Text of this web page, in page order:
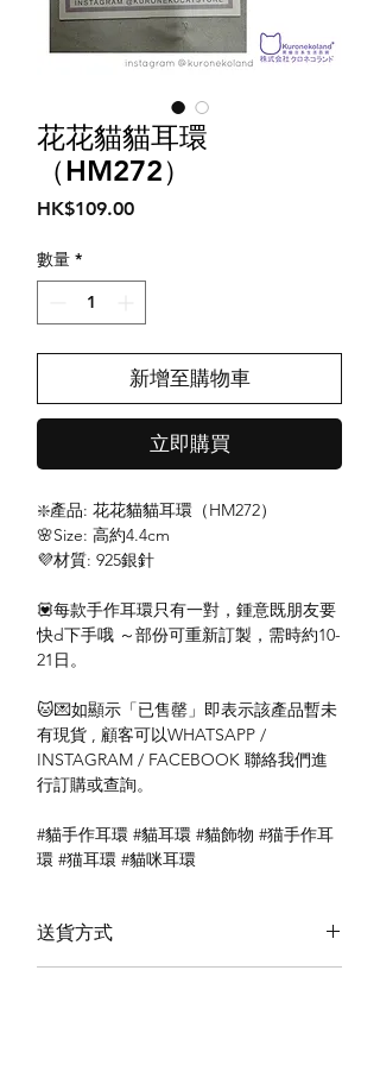
花花貓貓耳環
（HM272）
HK$109.00價
數量 *
新增至購物車
立即購買
❇️產品: 花花貓貓耳環（HM272）
🌸Size: 高約4.4cm
💜材質: 925銀針
💟每款手作耳環只有一對，鍾意既朋友要
快d下手哦 ～部份可重新訂製，需時約10-
21日。
🐱💌如顯示「已售罄」即表示該產品暫未
有現貨 , 顧客可以WHATSAPP /
INSTAGRAM / FACEBOOK 聯絡我們進
行訂購或查詢。
#貓手作耳環 #貓耳環 #貓飾物 #猫手作耳
環 #猫耳環 #貓咪耳環
送貨方式